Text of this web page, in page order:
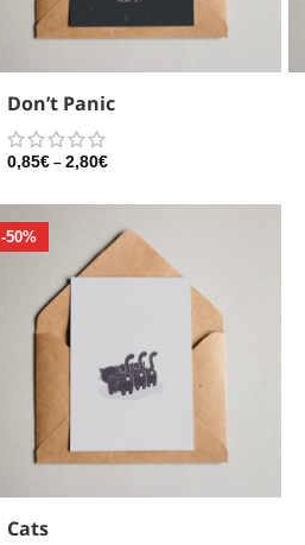
Don’t Panic
0,85€ –2,80€
-50%
Cats